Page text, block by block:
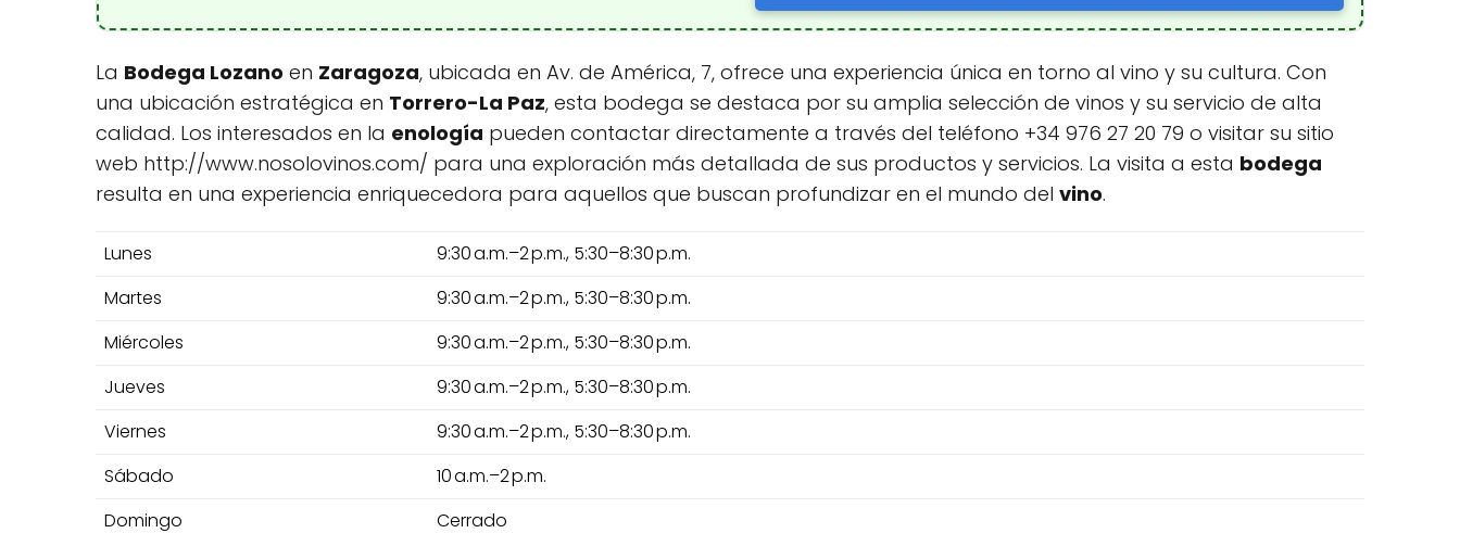
La Bodega Lozano en Zaragoza, ubicada en Av. de América, 7, ofrece una experiencia única en torno al vino y su cultura. Con
una ubicación estratégica en Torrero-La Paz, esta bodega se destaca por su amplia selección de vinos y su servicio de alta
calidad. Los interesados en la enología pueden contactar directamente a través del teléfono +34 976 27 20 79 o visitar su sitio
web http://www.nosolovinos.com/ para una exploración más detallada de sus productos y servicios. La visita a esta bodega
resulta en una experiencia enriquecedora para aquellos que buscan profundizar en el mundo del vino.
Lunes
9:30 a.m.–2 p.m., 5:30–8:30 p.m.
Martes
9:30 a.m.–2 p.m., 5:30–8:30 p.m.
Miércoles
9:30 a.m.–2 p.m., 5:30–8:30 p.m.
Jueves
9:30 a.m.–2 p.m., 5:30–8:30 p.m.
Viernes
9:30 a.m.–2 p.m., 5:30–8:30 p.m.
Sábado
10 a.m.–2 p.m.
Domingo
Cerrado